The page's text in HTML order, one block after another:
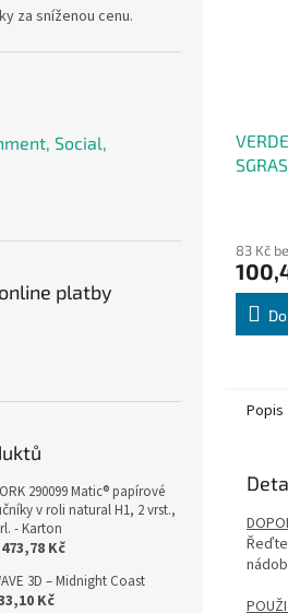
za sníženou cenu.
Social,
platby
290099 Matic® papírové
v roli natural H1, 2 vrst.,
- Karton
Kč
3D – Midnight Coast
Kč
83 Kč
Popis